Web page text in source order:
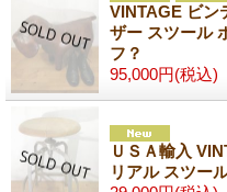
VINTAGE ビン
ザー スツール
フ？
95,000円(税込)
ＵＳＡ輸入
リアル スツー